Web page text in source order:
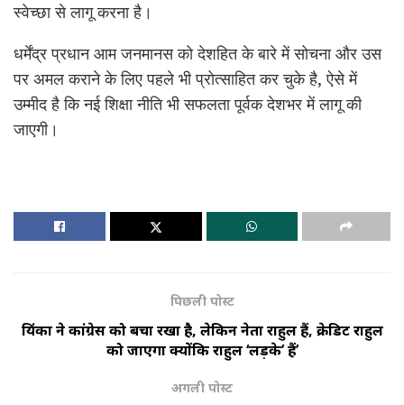
स्वेच्छा से लागू करना है।
धर्मेंद्र प्रधान आम जनमानस को देशहित के बारे में सोचना और उस
पर अमल कराने के लिए पहले भी प्रोत्साहित कर चुके है, ऐसे में
उम्मीद है कि नई शिक्षा नीति भी सफलता पूर्वक देशभर में लागू की
जाएगी।
पिछली पोस्ट
प्रियंका ने कांग्रेस को बचा रखा है, लेकिन नेता राहुल हैं, क्रेडिट राहुल
को जाएगा क्योंकि राहुल ‘लड़के’ हैं’
अगली पोस्ट